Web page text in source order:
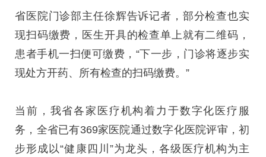
省医院门诊部主任徐辉告诉记者，部分检查也实
现扫码缴费，医生开具的检查单上就有二维码，
患者手机一扫便可缴费，“下一步，门诊将逐步实
现处方开药、所有检查的扫码缴费。”
当前，我省各家医疗机构着力于数字化医疗服
务，全省已有369家医院通过数字化医院评审，初
步形成以“健康四川”为龙头，各级医疗机构为主